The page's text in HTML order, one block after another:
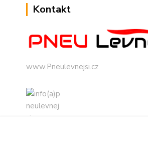
Kontakt
www.Pneulevnejsi.cz